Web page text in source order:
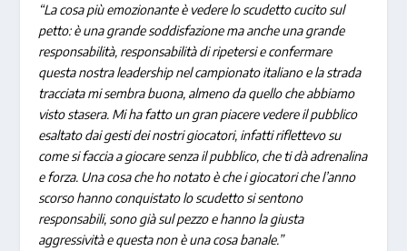
“La cosa più emozionante è vedere lo scudetto cucito sul
petto: è una grande soddisfazione ma anche una grande
responsabilità, responsabilità di ripetersi e confermare
questa nostra leadership nel campionato italiano e la strada
tracciata mi sembra buona, almeno da quello che abbiamo
visto stasera. Mi ha fatto un gran piacere vedere il pubblico
esaltato dai gesti dei nostri giocatori, infatti riflettevo su
come si faccia a giocare senza il pubblico, che ti dà adrenalina
e forza. Una cosa che ho notato è che i giocatori che l’anno
scorso hanno conquistato lo scudetto si sentono
responsabili, sono già sul pezzo e hanno la giusta
aggressività e questa non è una cosa banale.”